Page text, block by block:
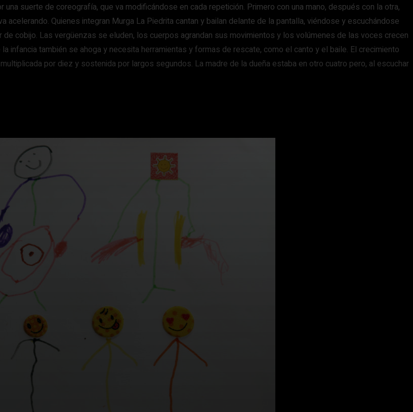
suerte de coreografía, que va modificándose en cada repetición. Primero con una mano, después con la otra,
Quienes integran Murga La Piedrita cantan y bailan delante de la pantalla, viéndose y escuchándose
de cobijo. Las vergüenzas se eluden, los cuerpos agrandan sus movimientos y los volúmenes de las voces crecen
infancia también se ahoga y necesita herramientas y formas de rescate, como el canto y el baile. El crecimiento
por diez y sostenida por largos segundos. La madre de la dueña estaba en otro cuatro pero, al escuchar